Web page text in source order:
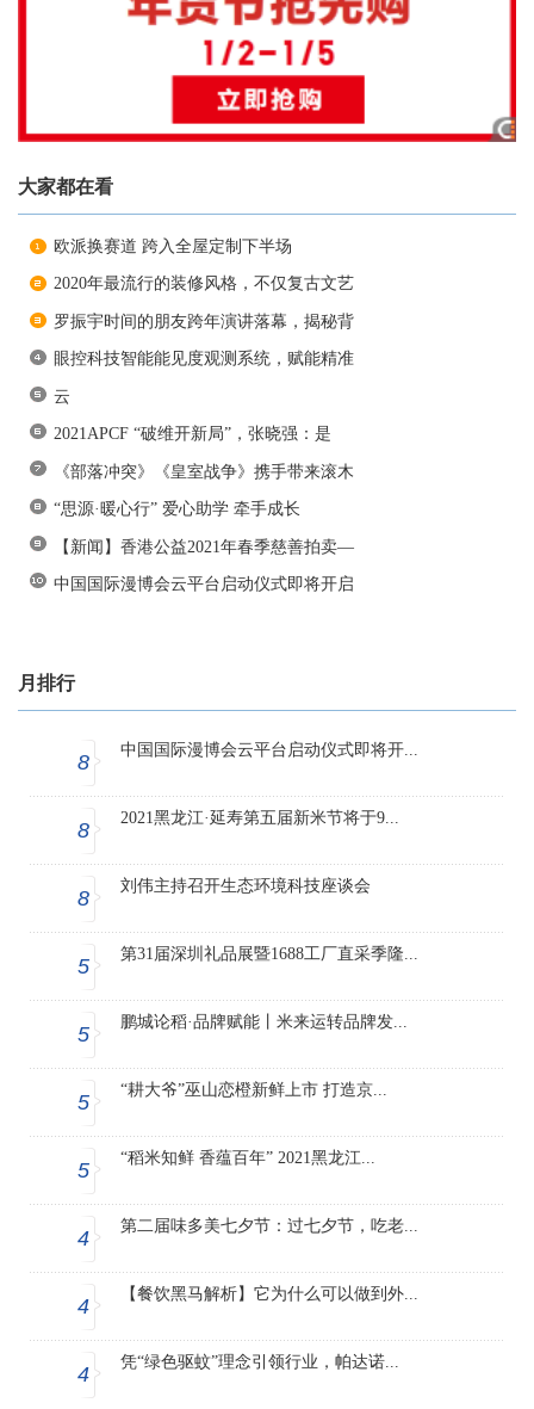
大家都在看
欧派换赛道 跨入全屋定制下半场
2020年最流行的装修风格，不仅复古文艺
罗振宇时间的朋友跨年演讲落幕，揭秘背
眼控科技智能能见度观测系统，赋能精准
云
2021APCF “破维开新局”，张晓强：是
《部落冲突》《皇室战争》携手带来滚木
“思源·暖心行” 爱心助学 牵手成长
【新闻】香港公益2021年春季慈善拍卖—
中国国际漫博会云平台启动仪式即将开启
月排行
8
中国国际漫博会云平台启动仪式即将开...
8
2021黑龙江·延寿第五届新米节将于9...
8
刘伟主持召开生态环境科技座谈会
5
第31届深圳礼品展暨1688工厂直采季隆...
5
鹏城论稻·品牌赋能丨米来运转品牌发...
5
“耕大爷”巫山恋橙新鲜上市 打造京...
5
“稻米知鲜 香蕴百年” 2021黑龙江...
4
第二届味多美七夕节：过七夕节，吃老...
4
【餐饮黑马解析】它为什么可以做到外...
4
凭“绿色驱蚊”理念引领行业，帕达诺...